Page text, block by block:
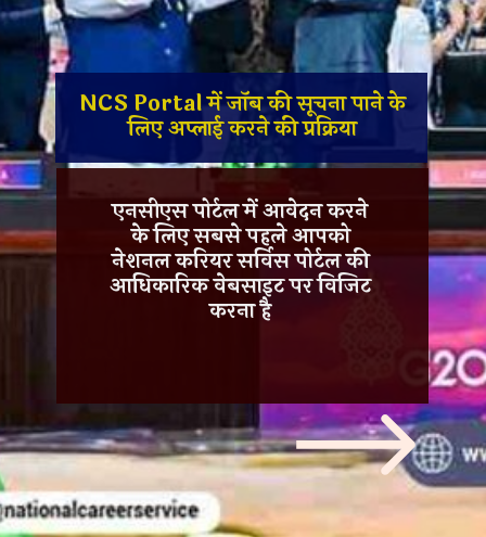
NCS Portal में जॉब की सूचना पाने के
लिए अप्लाई करने की प्रक्रिया
एनसीएस पोर्टल में आवेदन करने
के लिए सबसे पहले आपको
नेशनल करियर सर्विस पोर्टल की
आधिकारिक वेबसाइटपर विजिट
करना है